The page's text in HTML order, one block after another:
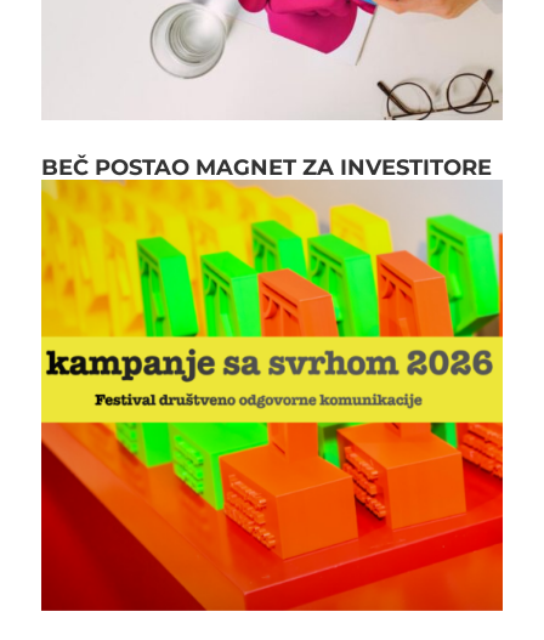
BEČ POSTAO MAGNET ZA INVESTITORE